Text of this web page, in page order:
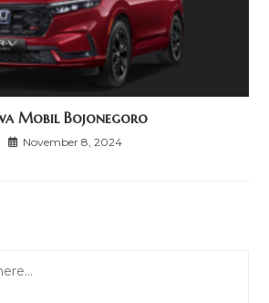
Mobil Bojonegoro
November 8, 2024